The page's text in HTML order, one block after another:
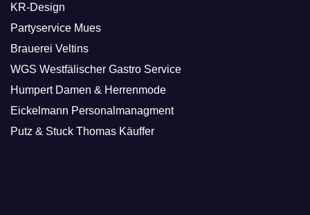
KR-Design
Partyservice Mues
Brauerei Veltins
WGS Westfälischer Gastro Service
Humpert Damen & Herrenmode
Eickelmann Personalmanagment
Putz & Stuck Thomas Käuffer